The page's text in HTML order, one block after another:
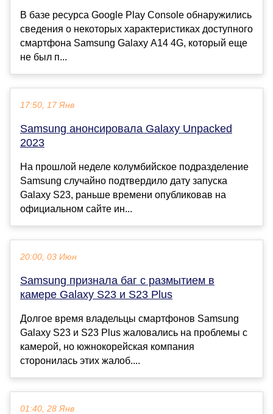
В базе ресурса Google Play Console обнаружились
сведения о некоторых характеристиках доступного
смартфона Samsung Galaxy A14 4G, который еще
не был п...
17:50, 17 Янв
Samsung анонсировала Galaxy Unpacked
2023
На прошлой неделе колумбийское подразделение
Samsung случайно подтвердило дату запуска
Galaxy S23, раньше времени опубликовав на
официальном сайте ин...
20:00, 03 Июн
Samsung признала баг с размытием в
камере Galaxy S23 и S23 Plus
Долгое время владельцы смартфонов Samsung
Galaxy S23 и S23 Plus жаловались на проблемы с
камерой, но южнокорейская компания
сторонилась этих жалоб....
01:40, 28 Янв